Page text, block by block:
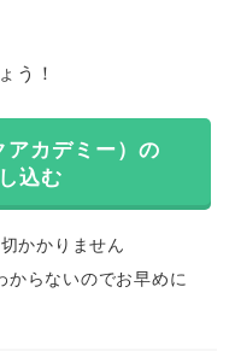
う！
カデミー）の
込む
かかりません
らないのでお早めに